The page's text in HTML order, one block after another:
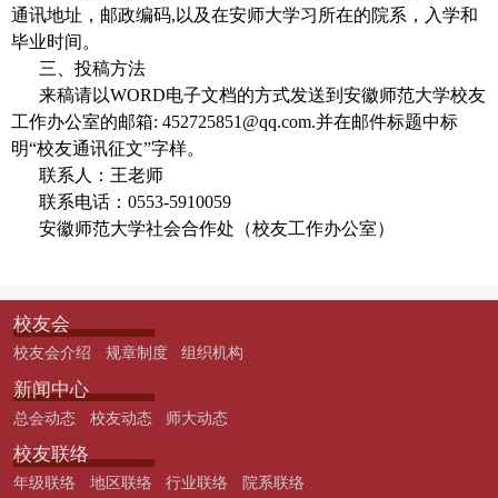
通讯地址，邮政编码,以及在安师大学习所在的院系，入学和
毕业时间。
三、投稿方法
来稿请以WORD电子文档的方式发送到安徽师范大学校友
工作办公室的邮箱: 452725851@qq.com.并在邮件标题中标
明“校友通讯征文”字样。
联系人：王老师
联系电话： 0553-5910059
安徽师范大学社会合作处（校友工作办公室）
校友会
校友会介绍 规章制度 组织机构
新闻中心
总会动态 校友动态 师大动态
校友联络
年级联络 地区联络 行业联络 院系联络